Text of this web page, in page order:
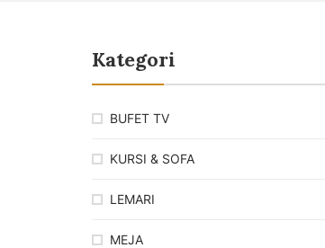
Kategori
BUFET TV
KURSI & SOFA
LEMARI
MEJA